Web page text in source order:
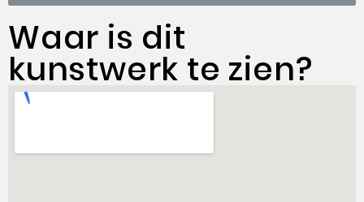
Waar is dit
kunstwerk te zien?